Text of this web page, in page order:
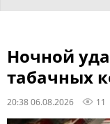
Ночной
табачных
20:38 06.08.2026 11